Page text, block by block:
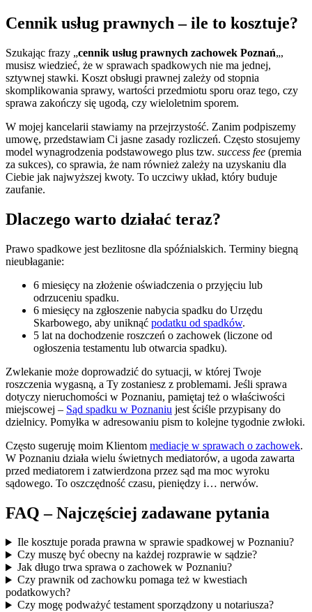
Cennik usług prawnych – ile to kosztuje?
Szukając frazy „cennik usług prawnych zachowek Poznań„,
musisz wiedzieć, że w sprawach spadkowych nie ma jednej,
sztywnej stawki. Koszt obsługi prawnej zależy od stopnia
skomplikowania sprawy, wartości przedmiotu sporu oraz tego, czy
sprawa zakończy się ugodą, czy wieloletnim sporem.
W mojej kancelarii stawiamy na przejrzystość. Zanim podpiszemy
umowę, przedstawiam Ci jasne zasady rozliczeń. Często stosujemy
model wynagrodzenia podstawowego plus tzw. success fee (premia
za sukces), co sprawia, że nam również zależy na uzyskaniu dla
Ciebie jak najwyższej kwoty. To uczciwy układ, który buduje
zaufanie.
Dlaczego warto działać teraz?
Prawo spadkowe jest bezlitosne dla spóźnialskich. Terminy biegną
nieubłaganie:
6 miesięcy na złożenie oświadczenia o przyjęciu lub
odrzuceniu spadku.
6 miesięcy na zgłoszenie nabycia spadku do Urzędu
Skarbowego, aby uniknąć podatku od spadków.
5 lat na dochodzenie roszczeń o zachowek (liczone od
ogłoszenia testamentu lub otwarcia spadku).
Zwlekanie może doprowadzić do sytuacji, w której Twoje
roszczenia wygasną, a Ty zostaniesz z problemami. Jeśli sprawa
dotyczy nieruchomości w Poznaniu, pamiętaj też o właściwości
miejscowej – Sąd spadku w Poznaniu jest ściśle przypisany do
dzielnicy. Pomyłka w adresowaniu pism to kolejne tygodnie zwłoki.
Często sugeruję moim Klientom mediacje w sprawach o zachowek.
W Poznaniu działa wielu świetnych mediatorów, a ugoda zawarta
przed mediatorem i zatwierdzona przez sąd ma moc wyroku
sądowego. To oszczędność czasu, pieniędzy i… nerwów.
FAQ – Najczęściej zadawane pytania
Ile kosztuje porada prawna w sprawie spadkowej w Poznaniu?
Czy muszę być obecny na każdej rozprawie w sądzie?
Jak długo trwa sprawa o zachowek w Poznaniu?
Czy prawnik od zachowku pomaga też w kwestiach
podatkowych?
Czy mogę podważyć testament sporządzony u notariusza?